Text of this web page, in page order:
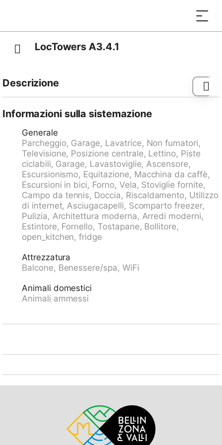
LocTowers A3.4.1
Descrizione
9 piani, costruita nel 2021. 5 case nel residence. Nel
lago, a 1.8 km dal fiume. Nella casa: ascensore,
riscaldamento centralizzato. Pulizia dell'appartamento
su richiesta (extra). Autorimessa (extra) presso la
casa. Dimensione: altezza 210 cm larghezza 275 cm.
Supermercato 50 m, ristorante 200 m, zona pedonale
400 m, fermata bus "Locarno, Alle Torri" 80 m,
stazione ferroviaria "Locarno SBB-CFF" 1.3 km, piscina
1.1 km, piscina coperta 1.1 km, lago Lago Maggiore 650
m. Campo da golf (9 buche) 1.2 km, tennis 650 m,
mini golf 350 m, funicolare 3.9 km, parco giochi 400
m. Attrazioni nelle vicinanze: Falconeria Locarno,
Madonna del Sasso, Orselina, Madonna del Sasso /
Cardada, Castelli di Bellinzona. Rinomate località
Lago di Lugano, Lago di Orta (IT). Sentieri
escursionistici: Valle Verzasca, Valle Maggia, Valle
Informazioni sulla sistemazione
Generale
Parcheggio, Garage, Lavatrice, Non fumatori,
Televisione, Posizione centrale, Lettino, Piste
ciclabili, Garage, Lavastoviglie, Ascensore,
Escursionismo, Equitazione, Macchina da caffè,
Escursioni in bici, Forno, Vela, Stoviglie fornite,
Campo da tennis, Doccia, Riscaldamento, Utilizzo
di internet, Asciugacapelli, Scomparto freezer,
Pulizia, Architettura moderna, Arredi moderni,
Estintore, Fornello, Tostapane, Bollitore,
open_kitchen, fridge
Attrezzatura
Balcone, Benessere/spa, WiFi
Animali domestici
Animali ammessi